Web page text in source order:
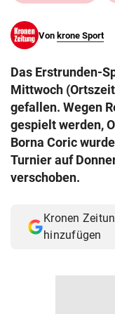
search
eingeben
Muthgasse 2, 1190
Von krone Sport
Das Erstrunden-
Mittwoch
gefallen. Wegen
gespielt werden,
Borna Coric
Turnier auf
verschoben.
Kronen
hinzufügen